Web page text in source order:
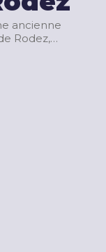
ancienne
Rodez,…